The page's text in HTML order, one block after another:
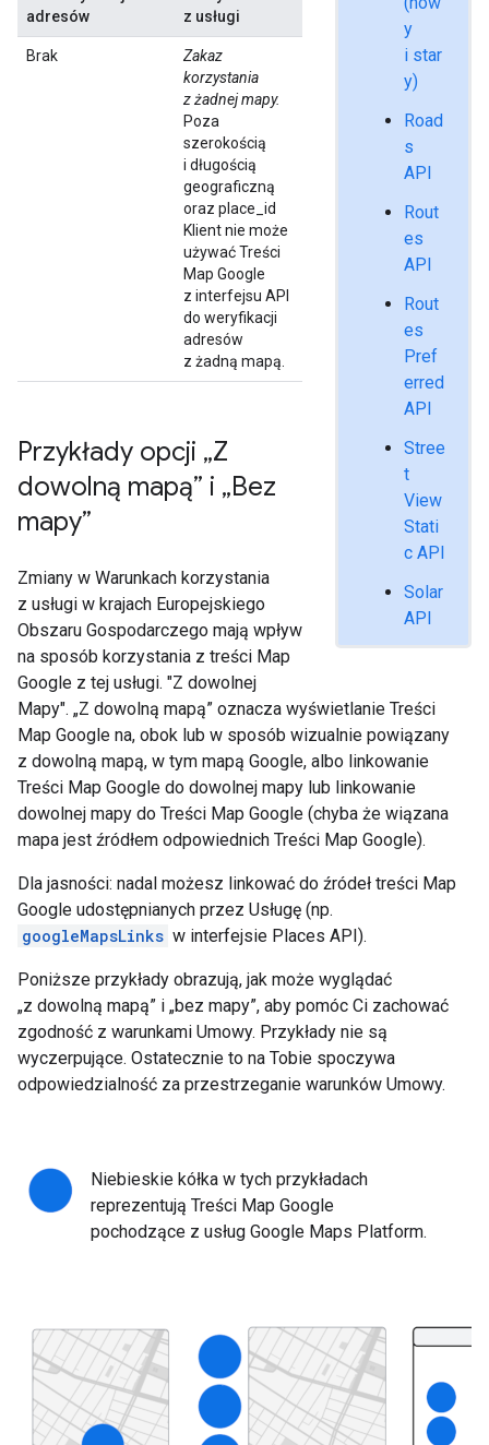
y
i star
y)
Road
s
API
Rout
es
API
Rout
es
Pref
erred
API
Stree
t
View
Stati
c API
Solar
API
adresów
z usługi
Brak
Zakaz
korzystania
z żadnej mapy.
Poza
szerokością
i długością
geograficzną
oraz place_id
Klient nie może
używać Treści
Map Google
z interfejsu API
do weryfikacji
adresów
z żadną mapą.
Przykłady opcji „Z
dowolną mapą” i „Bez
mapy”
Zmiany w Warunkach korzystania
z usługi w krajach Europejskiego
Obszaru Gospodarczego mają wpływ
na sposób korzystania z treści Map
Google z tej usługi. "Z dowolnej
Mapy". „Z dowolną mapą” oznacza wyświetlanie Treści
Map Google na, obok lub w sposób wizualnie powiązany
z dowolną mapą, w tym mapą Google, albo linkowanie
Treści Map Google do dowolnej mapy lub linkowanie
dowolnej mapy do Treści Map Google (chyba że wiązana
mapa jest źródłem odpowiednich Treści Map Google).
Dla jasności: nadal możesz linkować do źródeł treści Map
Google udostępnianych przez Usługę (np.
googleMapsLinks w interfejsie Places API).
Poniższe przykłady obrazują, jak może wyglądać
„z dowolną mapą” i „bez mapy”, aby pomóc Ci zachować
zgodność z warunkami Umowy. Przykłady nie są
wyczerpujące. Ostatecznie to na Tobie spoczywa
odpowiedzialność za przestrzeganie warunków Umowy.
Niebieskie kółka w tych przykładach
reprezentują Treści Map Google
pochodzące z usług Google Maps Platform.